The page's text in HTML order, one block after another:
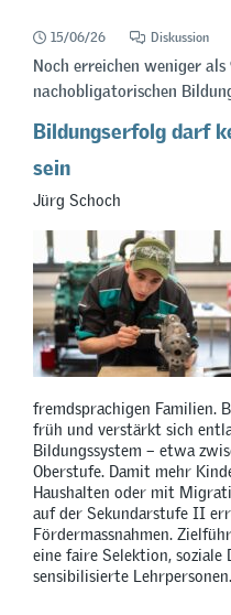
15/06/26 Diskussion
Noch erreichen weniger
nachobligatorischen
Bildungserfolg darf
sein
Jürg Schoch
fremdsprachigen Familien.
früh und verstärkt sich
Bildungssystem – etwa
Oberstufe. Damit mehr
Haushalten oder mit
auf der Sekundarstufe II
Fördermassnahmen.
eine faire Selektion, soziale
sensibilisierte Lehrpersonen.